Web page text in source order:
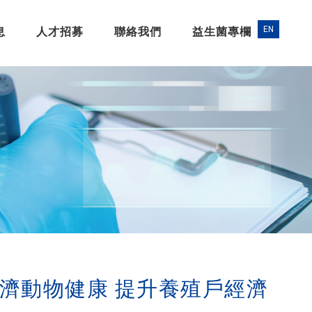
人才招募 聯絡我們 益生菌專欄
動物健康 提升養殖戶經濟